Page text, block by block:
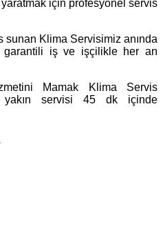
için profesyonel servis
Klima Servisimiz anında
garantili iş ve işçilikle her an
Mamak Klima Servis
servisi 45 dk içinde